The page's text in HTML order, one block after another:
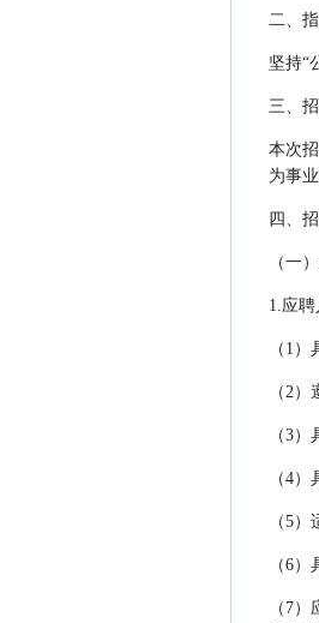
二、
坚持“
三、
本次
为事
四、
（一
1.应
（1
（2
（3
（4
（5
（6
（7